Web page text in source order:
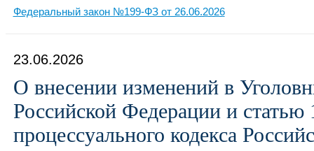
Федеральный закон №199-ФЗ от 26.06.2026
23.06.2026
О внесении изменений в
Российской Федерации и статью
процессуального кодекса